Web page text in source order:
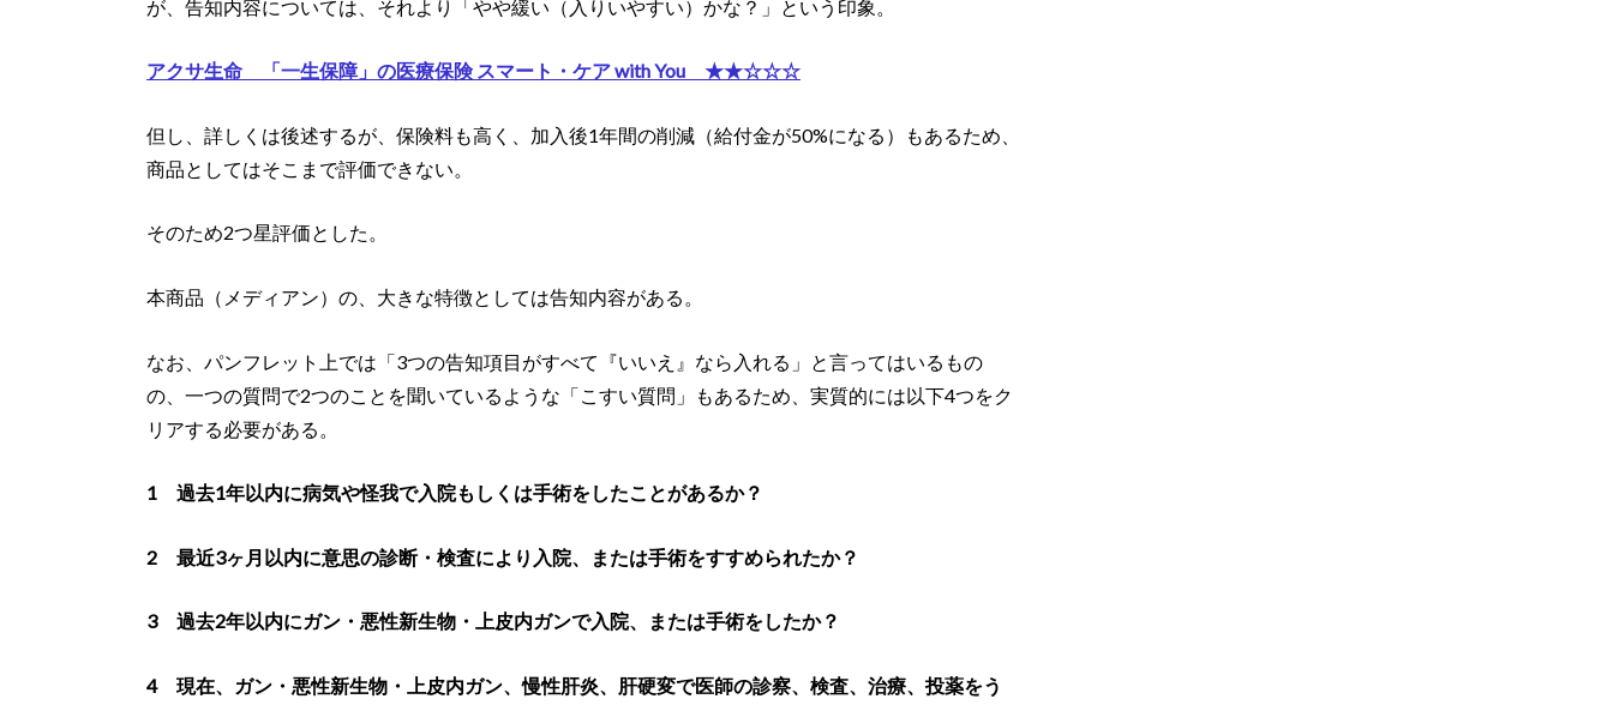
が、告知内容については、それより「やや緩い（入りいやすい）かな？」という印象。
アクサ生命 「一生保障」の医療保険 スマート・ケア with You ★★☆☆☆
但し、詳しくは後述するが、保険料も高く、加入後1年間の削減（給付金が50%になる）もあるため、
商品としてはそこまで評価できない。
そのため2つ星評価とした。
本商品（メディアン）の、大きな特徴としては告知内容がある。
なお、パンフレット上では「3つの告知項目がすべて『いいえ』なら入れる」と言ってはいるもの
の、一つの質問で2つのことを聞いているような「こすい質問」もあるため、実質的には以下4つをク
リアする必要がある。
1 過去1年以内に病気や怪我で入院もしくは手術をしたことがあるか？
2 最近3ヶ月以内に意思の診断・検査により入院、または手術をすすめられたか？
3 過去2年以内にガン・悪性新生物・上皮内ガンで入院、または手術をしたか？
4 現在、ガン・悪性新生物・上皮内ガン、慢性肝炎、肝硬変で医師の診察、検査、治療、投薬をう